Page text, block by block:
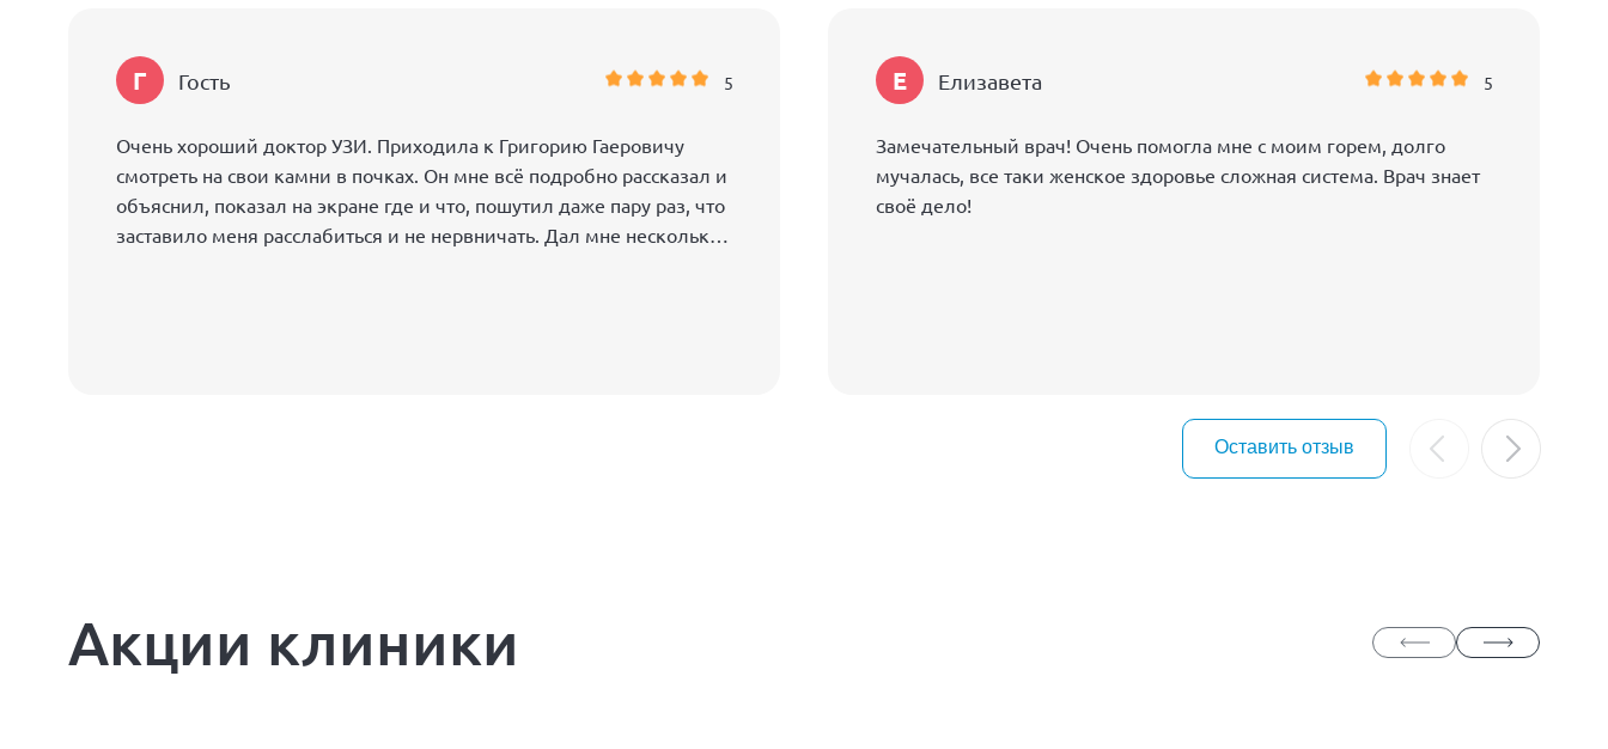
Г Гость 5
Очень хороший доктор УЗИ. Приходила к Григорию Гаеровичу
смотреть на свои камни в почках. Он мне всё подробно рассказал и
объяснил, показал на экране где и что, пошутил даже пару раз, что
заставило меня расслабиться и не нервничать. Дал мне несколько
Е Елизавета 5
Замечательный врач! Очень помогла мне с моим горем, долго
мучалась, все таки женское здоровье сложная система. Врач знает
своё дело!
Оставить отзыв
Акции клиники